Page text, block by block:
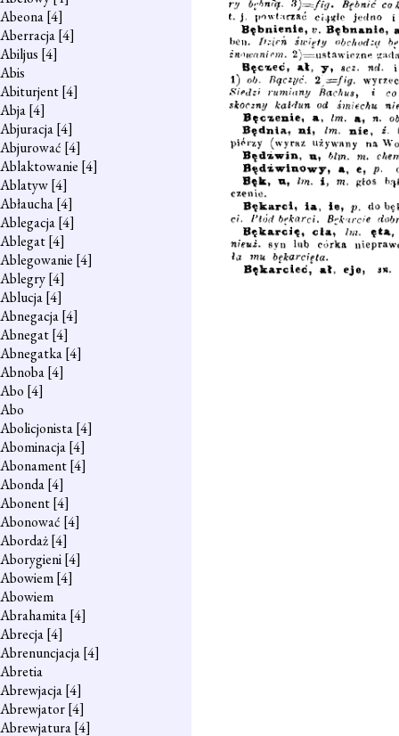
Abeona[4]
Aberracja[4]
Abiljus [4]
Abis
Abiturjent[4]
Abja[4]
Abjuracja[4]
Abjurować [4]
Ablaktowanie [4]
Ablatyw[4]
Abłaucha[4]
Ablegacja[4]
Ablegat[4]
Ablegowanie [4]
Ablegry[4]
Ablucja[4]
Abnegacja[4]
Abnegat[4]
Abnegatka[4]
Abnoba[4]
Abo [4]
Abo
Abolicjonista[4]
Abominacja[4]
Abonament[4]
Abonda[4]
Abonent[4]
Abonować [4]
Abordaż[4]
Aborygieni[4]
Abowiem[4]
Abowiem
Abrahamita[4]
Abrecja[4]
Abrenuncjacja[4]
Abretia
Abrewjacja[4]
Abrewjator[4]
Abrewjatura[4]